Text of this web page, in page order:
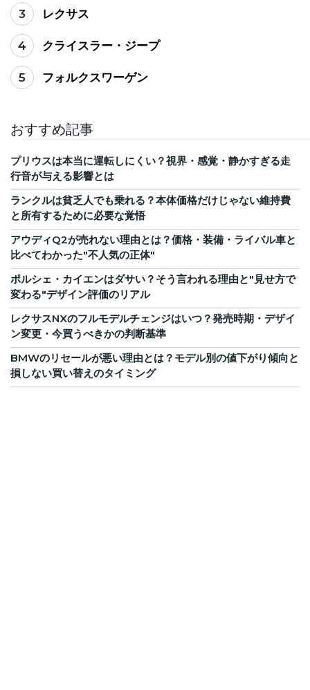
3 レクサス
4 クライスラー・ジープ
5 フォルクスワーゲン
おすすめ記事
プリウスは本当に運転しにくい？視界・感覚・静かすぎる走
行音が与える影響とは
ランクルは貧乏人でも乗れる？本体価格だけじゃない維持費
と所有するために必要な覚悟
アウディQ2が売れない理由とは？価格・装備・ライバル車と
比べてわかった"不人気の正体"
ポルシェ・カイエンはダサい？そう言われる理由と"見せ方で
変わる"デザイン評価のリアル
レクサスNXのフルモデルチェンジはいつ？発売時期・デザイ
ン変更・今買うべきかの判断基準
BMWのリセールが悪い理由とは？モデル別の値下がり傾向と
損しない買い替えのタイミング